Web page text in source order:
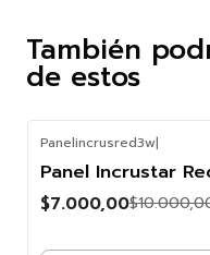
También
de estos
-30%
OFF
Panelincrusred3w|
Panel Incrustar
$7.000,00